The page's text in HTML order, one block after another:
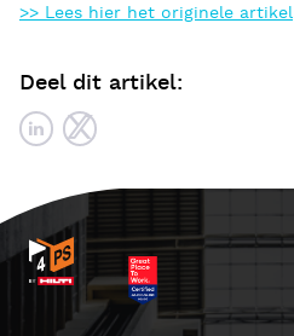
>> Lees hier het originele artikel
Deel dit artikel: